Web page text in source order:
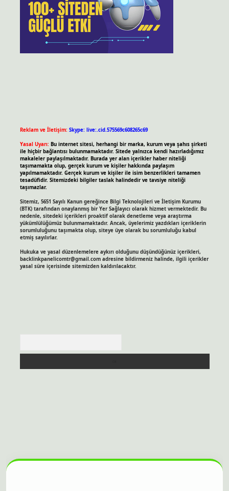
Reklam ve İletişim: Skype: live:.cid.575569c608265c69
Yasal Uyarı: Bu internet sitesi, herhangi bir marka, kurum veya şahıs şirketi
ile hiçbir bağlantısı bulunmamaktadır. Sitede yalnızca kendi hazırladığımız
makaleler paylaşılmaktadır. Burada yer alan içerikler haber niteliği
taşımamakta olup, gerçek kurum ve kişiler hakkında paylaşım
yapılmamaktadır. Gerçek kurum ve kişiler ile isim benzerlikleri tamamen
tesadüfidir. Sitemizdeki bilgiler taslak halindedir ve tavsiye niteliği
taşımazlar.
Sitemiz, 5651 Sayılı Kanun gereğince Bilgi Teknolojileri ve İletişim Kurumu
(BTK) tarafından onaylanmış bir Yer Sağlayıcı olarak hizmet vermektedir. Bu
nedenle, sitedeki içerikleri proaktif olarak denetleme veya araştırma
yükümlülüğümüz bulunmamaktadır. Ancak, üyelerimiz yazdıkları içeriklerin
sorumluluğunu taşımakta olup, siteye üye olarak bu sorumluluğu kabul
etmiş sayılırlar.
Hukuka ve yasal düzenlemelere aykırı olduğunu düşündüğünüz içerikleri,
backlinkpanelicomtr@gmail.comadresine bildirmeniz halinde, ilgili içerikler
yasal süre içerisinde sitemizden kaldırılacaktır.